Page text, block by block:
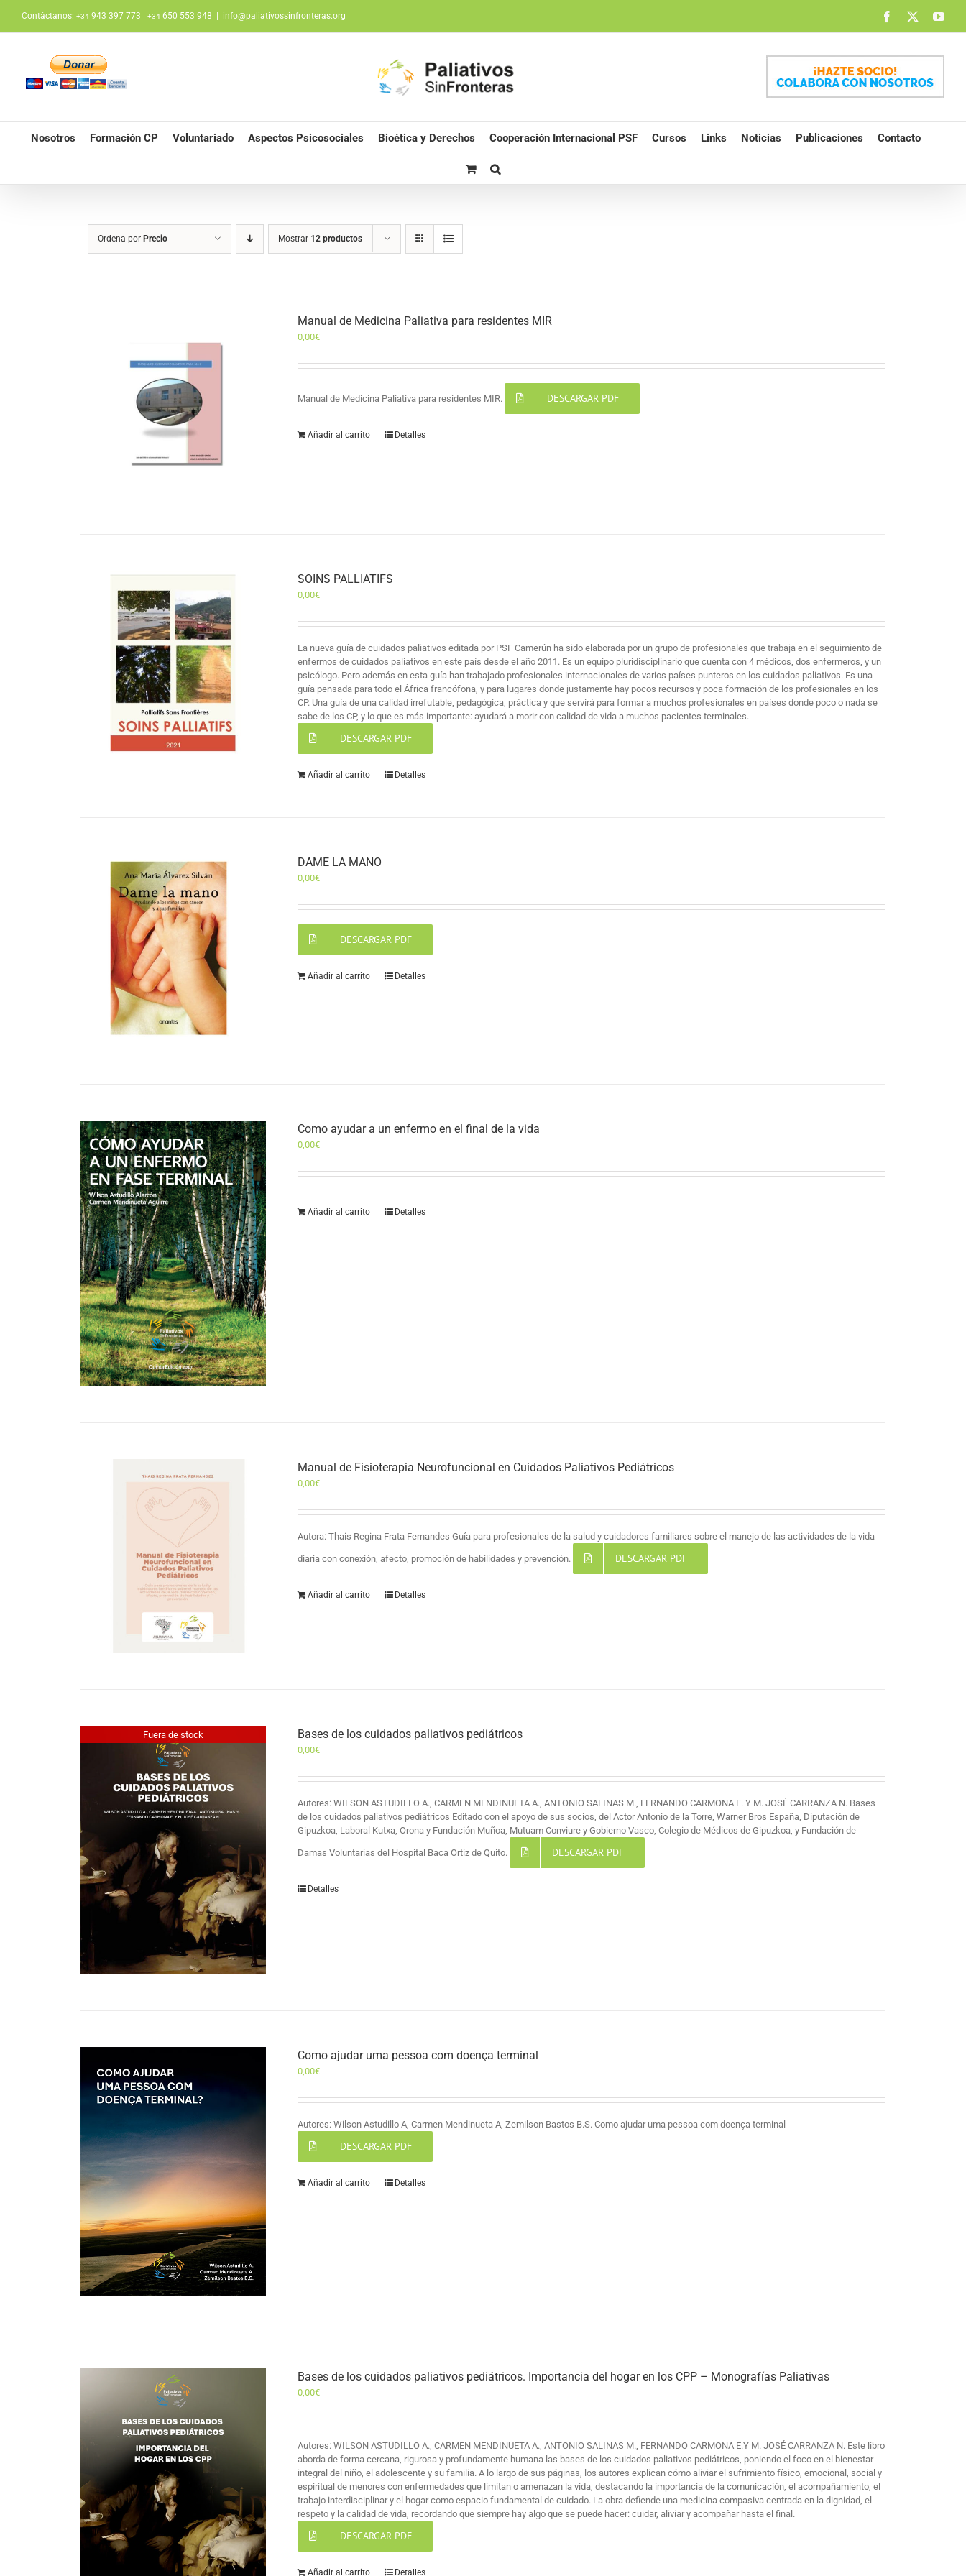
contenido
Contáctanos: +34 943 397 773 | +34 650 553 948 info@paliativossinfronteras.org Facebook
Nosotros Formación CP Voluntariado Aspectos Psicosociales Bioética y Derechos Cooperación Internacional PSF Cursos Links Noticias Publicaciones Contacto
Ordena por Precio Mostrar 12 productos
Manual de Medicina Paliativa para residentes MIR
0,00€
Manual de Medicina Paliativa para residentes MIR. DESCARGAR PDF
Añadir al carrito Detalles
SOINS PALLIATIFS
0,00€
La nueva guía de cuidados paliativos editada por PSF Camerún ha sido elaborada por un grupo de profesionales que trabaja en el seguimiento de
enfermos de cuidados paliativos en este país desde el año 2011. Es un equipo pluridisciplinario que cuenta con 4 médicos, dos enfermeros, y un
psicólogo. Pero además en esta guía han trabajado profesionales internacionales de varios países punteros en los cuidados paliativos. Es una
guía pensada para todo el África francófona, y para lugares donde justamente hay pocos recursos y poca formación de los profesionales en los
CP. Una guía de una calidad irrefutable, pedagógica, práctica y que servirá para formar a muchos profesionales en países donde poco o nada se
sabe de los CP, y lo que es más importante: ayudará a morir con calidad de vida a muchos pacientes terminales.
DESCARGAR PDF
Añadir al carrito Detalles
DAME LA MANO
0,00€
DESCARGAR PDF
Añadir al carrito Detalles
Como ayudar a un enfermo en el final de la vida
0,00€
Añadir al carrito Detalles
Manual de Fisioterapia Neurofuncional en Cuidados Paliativos Pediátricos
0,00€
Autora: Thais Regina Frata Fernandes Guía para profesionales de la salud y cuidadores familiares sobre el manejo de las actividades de la vida
diaria con conexión, afecto, promoción de habilidades y prevención. DESCARGAR PDF
Añadir al carrito Detalles
Fuera de stock Bases de los cuidados paliativos pediátricos
0,00€
Autores: WILSON ASTUDILLO A., CARMEN MENDINUETA A., ANTONIO SALINAS M., FERNANDO CARMONA E. Y M. JOSÉ CARRANZA N. Bases
de los cuidados paliativos pediátricos Editado con el apoyo de sus socios, del Actor Antonio de la Torre, Warner Bros España, Diputación de
Gipuzkoa, Laboral Kutxa, Orona y Fundación Muñoa, Mutuam Conviure y Gobierno Vasco, Colegio de Médicos de Gipuzkoa, y Fundación de
Damas Voluntarias del Hospital Baca Ortiz de Quito. DESCARGAR PDF
Detalles
Como ajudar uma pessoa com doença terminal
0,00€
Autores: Wilson Astudillo A, Carmen Mendinueta A, Zemilson Bastos B.S. Como ajudar uma pessoa com doença terminal
DESCARGAR PDF
Añadir al carrito Detalles
Bases de los cuidados paliativos pediátricos. Importancia del hogar en los CPP – Monografías Paliativas
0,00€
Autores: WILSON ASTUDILLO A., CARMEN MENDINUETA A., ANTONIO SALINAS M., FERNANDO CARMONA E.Y M. JOSÉ CARRANZA N. Este libro
aborda de forma cercana, rigurosa y profundamente humana las bases de los cuidados paliativos pediátricos, poniendo el foco en el bienestar
integral del niño, el adolescente y su familia. A lo largo de sus páginas, los autores explican cómo aliviar el sufrimiento físico, emocional, social y
espiritual de menores con enfermedades que limitan o amenazan la vida, destacando la importancia de la comunicación, el acompañamiento, el
trabajo interdisciplinar y el hogar como espacio fundamental de cuidado. La obra defiende una medicina compasiva centrada en la dignidad, el
respeto y la calidad de vida, recordando que siempre hay algo que se puede hacer: cuidar, aliviar y acompañar hasta el final.
DESCARGAR PDF
Añadir al carrito Detalles